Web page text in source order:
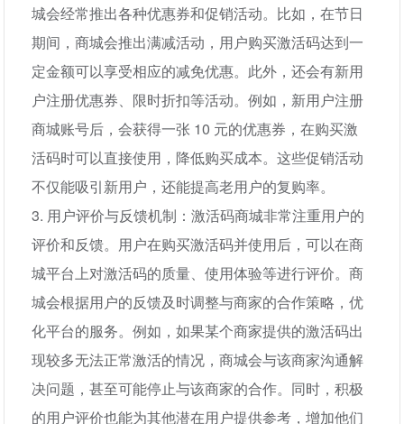
城会经常推出各种优惠券和促销活动。比如，在节日
期间，商城会推出满减活动，用户购买激活码达到一
定金额可以享受相应的减免优惠。此外，还会有新用
户注册优惠券、限时折扣等活动。例如，新用户注册
商城账号后，会获得一张 10 元的优惠券，在购买激
活码时可以直接使用，降低购买成本。这些促销活动
不仅能吸引新用户，还能提高老用户的复购率。
3. 用户评价与反馈机制：激活码商城非常注重用户的
评价和反馈。用户在购买激活码并使用后，可以在商
城平台上对激活码的质量、使用体验等进行评价。商
城会根据用户的反馈及时调整与商家的合作策略，优
化平台的服务。例如，如果某个商家提供的激活码出
现较多无法正常激活的情况，商城会与该商家沟通解
决问题，甚至可能停止与该商家的合作。同时，积极
的用户评价也能为其他潜在用户提供参考，增加他们